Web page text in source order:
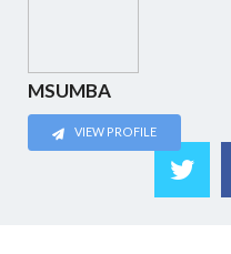
MSUMBA
VIEW PROFILE